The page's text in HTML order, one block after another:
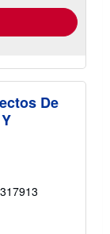
De